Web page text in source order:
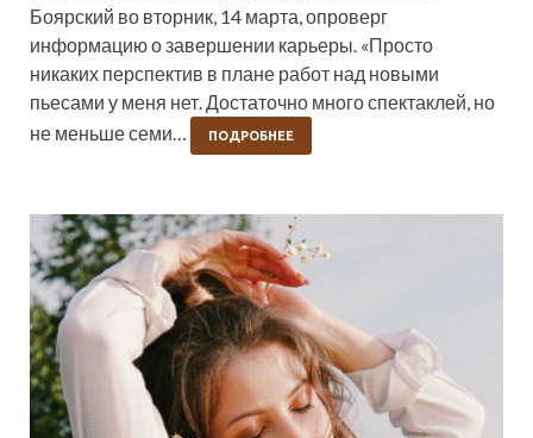
Боярский во вторник, 14 марта, опроверг
информацию о завершении карьеры. «Просто
никаких перспектив в плане работ над новыми
пьесами у меня нет. Достаточно много спектаклей, но
не меньше семи…
ПОДРОБНЕЕ